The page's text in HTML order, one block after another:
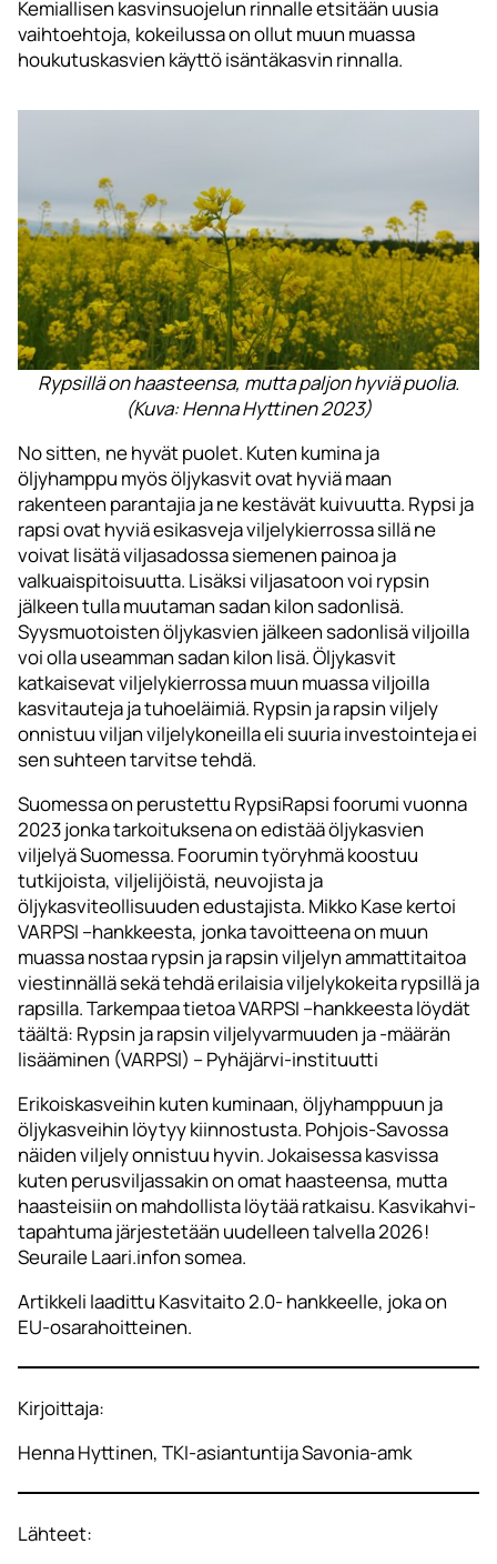
Kemiallisen kasvinsuojelun rinnalle etsitään uusia
vaihtoehtoja, kokeilussa on ollut muun muassa
houkutuskasvien käyttö isäntäkasvin rinnalla.
Rypsillä on haasteensa, mutta paljon hyviä puolia.
(Kuva: Henna Hyttinen 2023)
No sitten, ne hyvät puolet. Kuten kumina ja
öljyhamppu myös öljykasvit ovat hyviä maan
rakenteen parantajia ja ne kestävät kuivuutta. Rypsi ja
rapsi ovat hyviä esikasveja viljelykierrossa sillä ne
voivat lisätä viljasadossa siemenen painoa ja
valkuaispitoisuutta. Lisäksi viljasatoon voi rypsin
jälkeen tulla muutaman sadan kilon sadonlisä.
Syysmuotoisten öljykasvien jälkeen sadonlisä viljoilla
voi olla useamman sadan kilon lisä. Öljykasvit
katkaisevat viljelykierrossa muun muassa viljoilla
kasvitauteja ja tuhoeläimiä. Rypsin ja rapsin viljely
onnistuu viljan viljelykoneilla eli suuria investointeja ei
sen suhteen tarvitse tehdä.
Suomessa on perustettu RypsiRapsi foorumi vuonna
2023 jonka tarkoituksena on edistää öljykasvien
viljelyä Suomessa. Foorumin työryhmä koostuu
tutkijoista, viljelijöistä, neuvojista ja
öljykasviteollisuuden edustajista. Mikko Kase kertoi
VARPSI –hankkeesta, jonka tavoitteena on muun
muassa nostaa rypsin ja rapsin viljelyn ammattitaitoa
viestinnällä sekä tehdä erilaisia viljelykokeita rypsillä ja
rapsilla. Tarkempaa tietoa VARPSI –hankkeesta löydät
täältä: Rypsin ja rapsin viljelyvarmuuden ja -määrän
lisääminen (VARPSI) – Pyhäjärvi-instituutti
Erikoiskasveihin kuten kuminaan, öljyhamppuun ja
öljykasveihin löytyy kiinnostusta. Pohjois-Savossa
näiden viljely onnistuu hyvin. Jokaisessa kasvissa
kuten perusviljassakin on omat haasteensa, mutta
haasteisiin on mahdollista löytää ratkaisu. Kasvikahvi-
tapahtuma järjestetään uudelleen talvella 2026!
Seuraile Laari.infon somea.
Artikkeli laadittu Kasvitaito 2.0- hankkeelle, joka on
EU-osarahoitteinen.
Kirjoittaja:
Henna Hyttinen, TKI-asiantuntija Savonia-amk
Lähteet: